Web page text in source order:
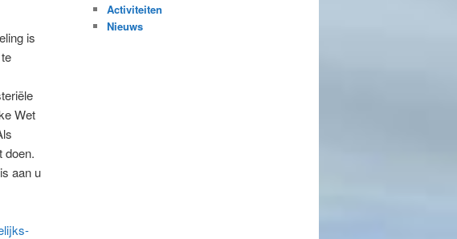
is
Wet
doen.
aan u
Activiteiten
Nieuws